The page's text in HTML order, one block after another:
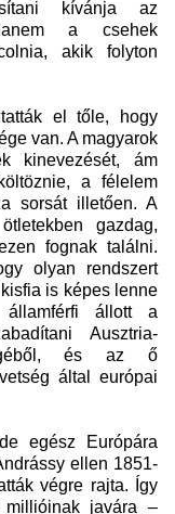
kívánja az
a csehek
akik folyton
el tőle, hogy
van. A magyarok
kinevezését, ám
a félelem
sorsát illetően. A
gazdag,
fognak találni.
olyan rendszert
is képes lenne
államférfi állott a
Ausztria-
és az ő
által európai
egész Európára
ellen 1851-
végre rajta. Így
javára –